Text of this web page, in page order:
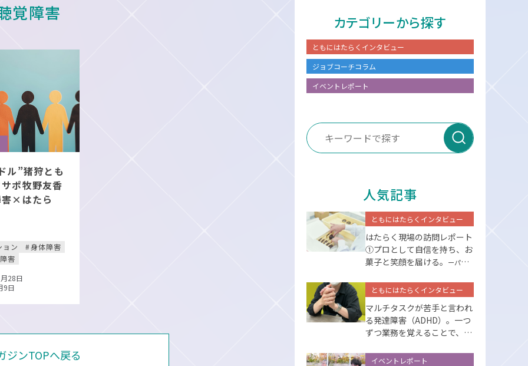
覚障害
ル”猪狩とも
ポ牧野友香
×はたら
ョン
身体障害
害
28日
9日
ジンTOPへ戻る
カテゴリーから探す
ともにはたらくインタビュー
ジョブコーチコラム
イベントレポート
人気記事
ともにはたらくインタビュー
はたらく現場の訪問レポート
①プロとして⾃信を持ち、お
菓⼦と笑顔を届ける。
ーパーソ
ともにはたらくインタビュー
マルチタスクが苦手と言われ
る発達障害（ADHD）。一つ
ずつ業務を覚えることで、克
イベントレポート